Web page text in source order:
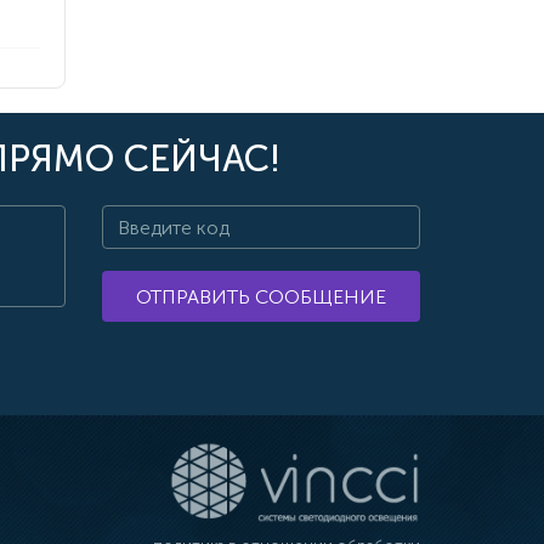
СЕЙЧАС!
ОТПРАВИТЬ СООБЩЕНИЕ